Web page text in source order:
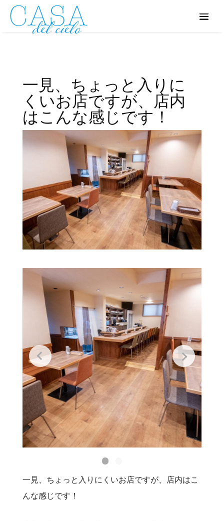
一見、ちょっと入りに
くいお店ですが、店内
はこんな感じです！
一見、ちょっと入りにくいお店ですが、店内はこ
んな感じです！